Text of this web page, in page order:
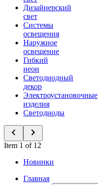
Дизайнерский
свет
Системы
освещения
Наружное
освещение
Гибкий
неон
Светодиодный
декор
Электроустановочные
изделия
Светодиоды
Item 1 of 12
Новинки
Главная